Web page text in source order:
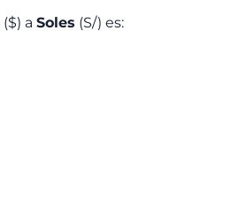
($) a Soles (S/) es: